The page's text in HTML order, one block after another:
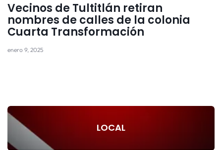
Vecinos de Tultitlán retiran
nombres de calles de la colonia
Cuarta Transformación
enero 9, 2025
LOCAL